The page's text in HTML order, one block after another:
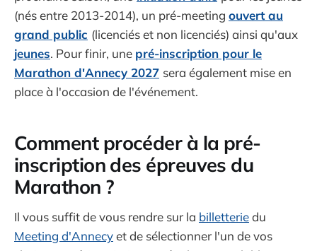
(nés entre 2013-2014), un pré-meeting ouvert au
grand public (licenciés et non licenciés) ainsi qu'aux
jeunes. Pour finir, une pré-inscription pour le
Marathon d'Annecy 2027 sera également mise en
place à l'occasion de l'événement.
Comment procéder à la pré-
inscription des épreuves du
Marathon ?
Il vous suffit de vous rendre sur la billetteriedu
Meeting d'Annecyet de sélectionner l'un de vos